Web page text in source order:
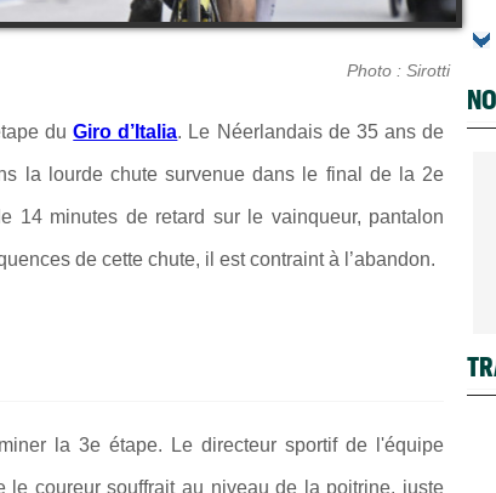
Photo : Sirotti
du Giro d’Italia. Le Néerlandais de 35 ans de
la lourde chute survenue dans le final de la 2e
14 minutes de retard sur le vainqueur, pantalon
de cette chute, il est contraint à l’abandon.
la 3e étape. Le directeur sportif de l'équipe
le coureur souffrait au niveau de la poitrine, juste